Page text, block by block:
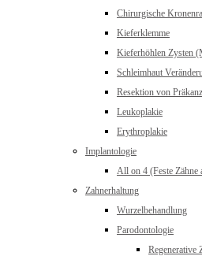
Chirurgische
Kieferklemme
Kieferhöhlen Zysten
Schleimhaut
Resektion von
Leukoplakie
Erythroplakie
Implantologie
All on 4 (Feste Zähne
Zahnerhaltung
Wurzelbehandlung
Parodontologie
Regenerative